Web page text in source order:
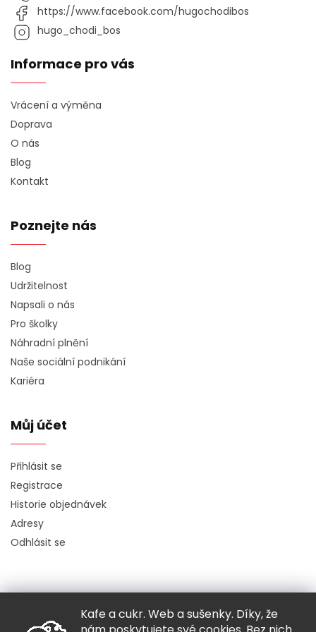
Kafe a cukr. Web a sušenky. Díky, že
https://www.facebook.com/hugochodibos
hugo_chodi_bos
Informace pro vás
Vrácení a výměna
Doprava
O nás
Blog
Kontakt
Poznejte nás
Blog
Udržitelnost
Napsali o nás
Pro školky
Náhradní plnění
Naše sociální podnikání
Kariéra
Můj účet
Přihlásit se
Registrace
Historie objednávek
Adresy
Odhlásit se
Copyright 2026Hugo chodí bos. Všechna práva vyhrazena.